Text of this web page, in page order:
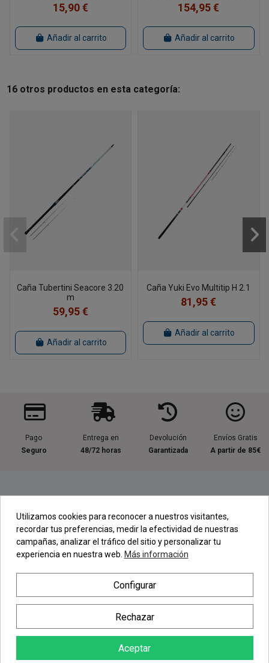
15,90 €
Añadir al carrito
154,95 €
Añadir al carrito
16 otros productos en esta categoría:
Caña Tubertini Seacore 3.20
m
59,95 €
Añadir al carrito
Caña Yuki Evo Multitip H 2.1
81,95 €
Añadir al carrito
Pago
Seguro
Entrega en
48/72 horas
Devolución
Garantizada
Envíos Gratis
A partir de 85€
Contacta con nosotros
Regístrate en nuestra Newsletter
Newsletter
Utilizamos cookies para reconocer a nuestros visitantes,
recordar tus preferencias, medir la efectividad de nuestras
campañas, analizar el tráfico del sitio y personalizar tu
experiencia en nuestra web. Más información
Configurar
Rechazar
Aceptar